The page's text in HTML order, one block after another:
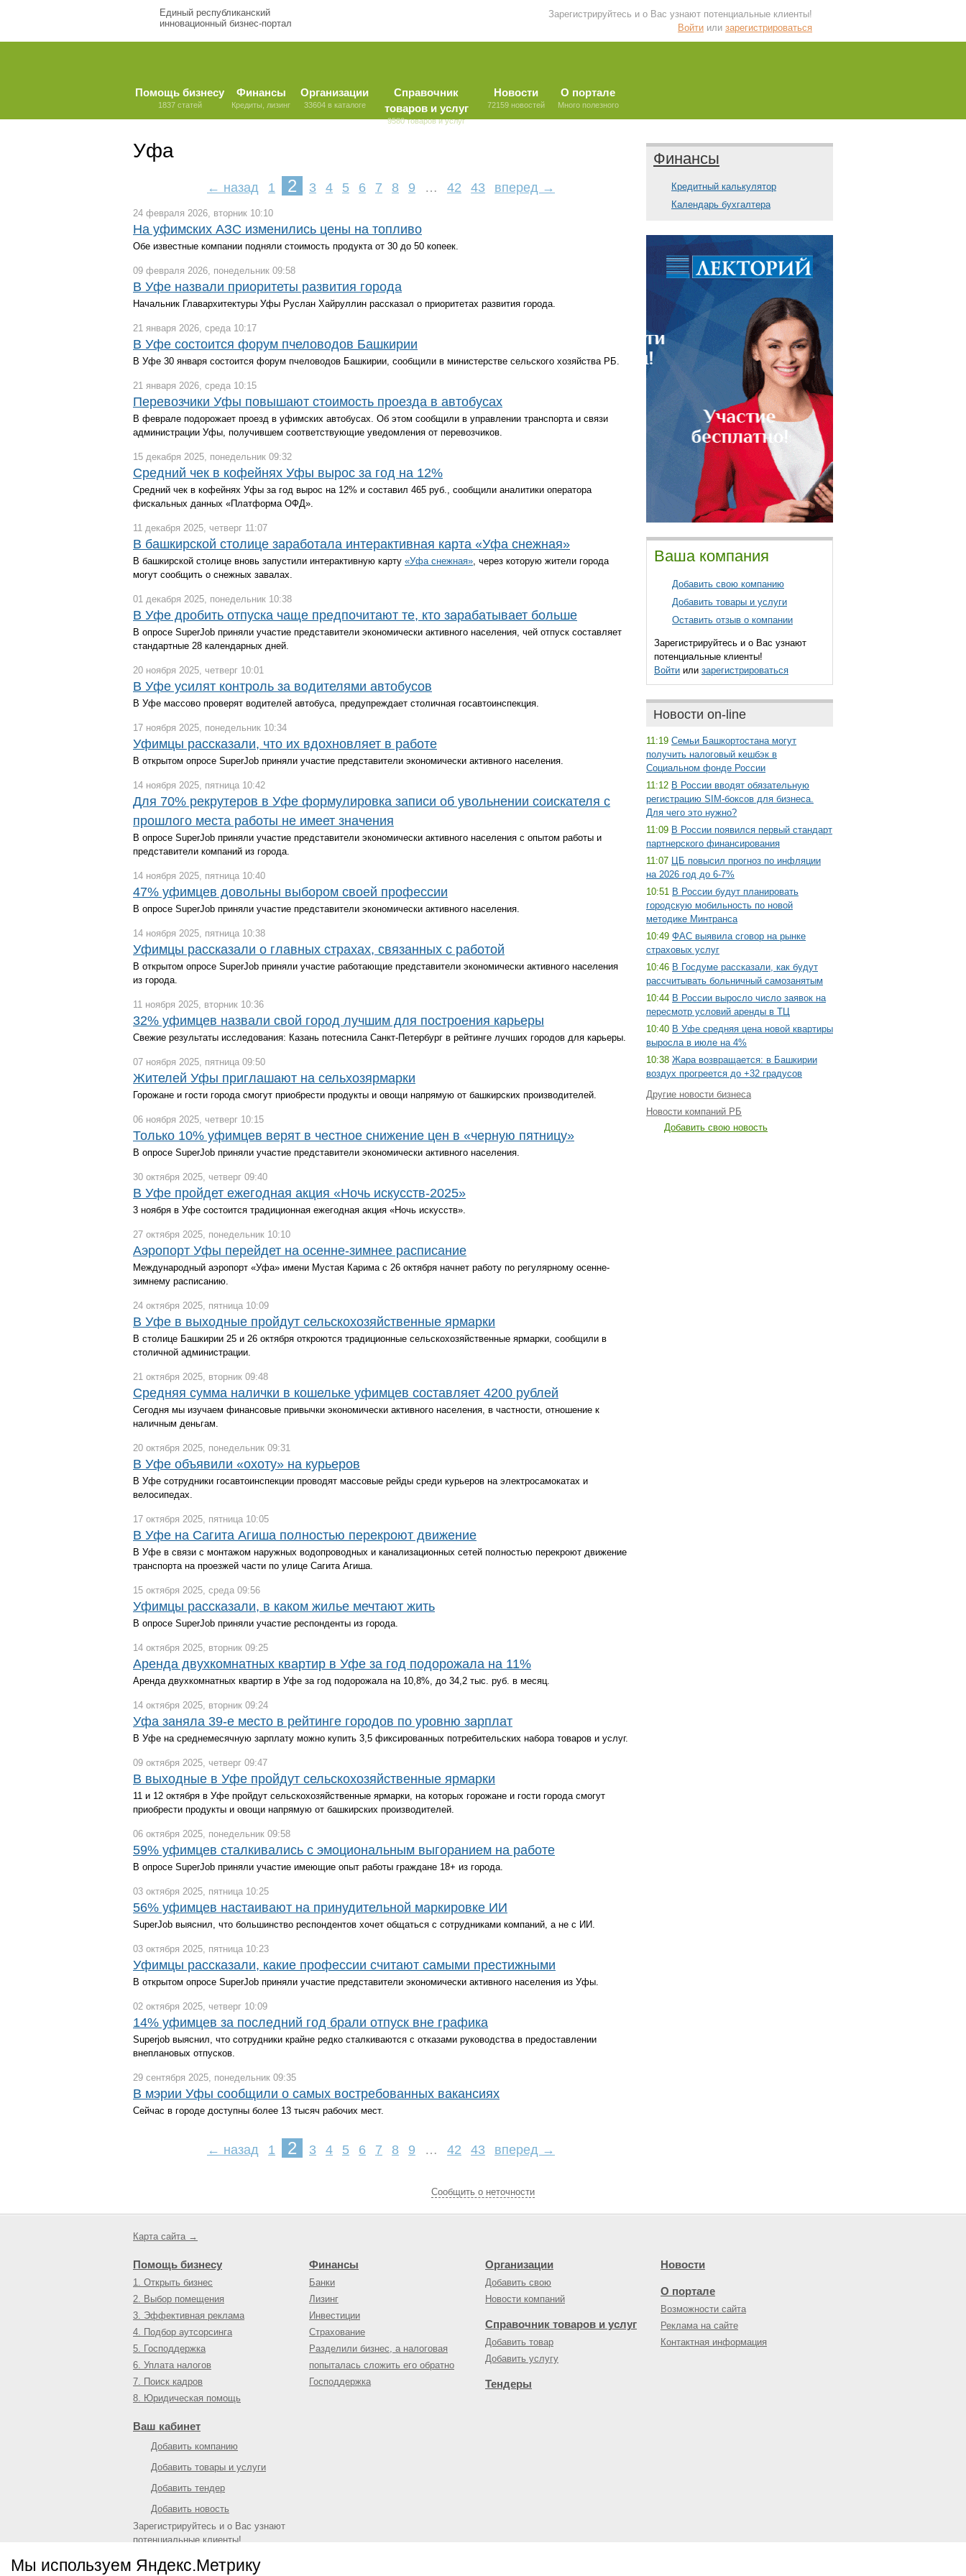
Единый республиканский
инновационный бизнес-портал
Зарегистрируйтесь и о Вас узнают потенциальные клиенты!
Войти или зарегистрироваться
Помощь бизнесу
1837 статей
Финансы
Кредиты, лизинг
Организации
33604 в каталоге
Справочник
товаров и услуг
9580 товаров и услуг
Новости
72159 новостей
О портале
Много полезного
Уфа
← назад 1 2 3 4 5 6 7 8 9 … 42 43 вперед →
24 февраля 2026, вторник 10:10
На уфимских АЗС изменились цены на топливо
Обе известные компании подняли стоимость продукта от 30 до 50 копеек.
09 февраля 2026, понедельник 09:58
В Уфе назвали приоритеты развития города
Начальник Главархитектуры Уфы Руслан Хайруллин рассказал о приоритетах развития города.
21 января 2026, среда 10:17
В Уфе состоится форум пчеловодов Башкирии
В Уфе 30 января состоится форум пчеловодов Башкирии, сообщили в министерстве сельского хозяйства РБ.
21 января 2026, среда 10:15
Перевозчики Уфы повышают стоимость проезда в автобусах
В феврале подорожает проезд в уфимских автобусах. Об этом сообщили в управлении транспорта и связи
администрации Уфы, получившем соответствующие уведомления от перевозчиков.
15 декабря 2025, понедельник 09:32
Средний чек в кофейнях Уфы вырос за год на 12%
Средний чек в кофейнях Уфы за год вырос на 12% и составил 465 руб., сообщили аналитики оператора
фискальных данных «Платформа ОФД».
11 декабря 2025, четверг 11:07
В башкирской столице заработала интерактивная карта «Уфа снежная»
В башкирской столице вновь запустили интерактивную карту «Уфа снежная», через которую жители города
могут сообщить о снежных завалах.
01 декабря 2025, понедельник 10:38
В Уфе дробить отпуска чаще предпочитают те, кто зарабатывает больше
В опросе SuperJob приняли участие представители экономически активного населения, чей отпуск составляет
стандартные 28 календарных дней.
20 ноября 2025, четверг 10:01
В Уфе усилят контроль за водителями автобусов
В Уфе массово проверят водителей автобуса, предупреждает столичная госавтоинспекция.
17 ноября 2025, понедельник 10:34
Уфимцы рассказали, что их вдохновляет в работе
В открытом опросе SuperJob приняли участие представители экономически активного населения.
14 ноября 2025, пятница 10:42
Для 70% рекрутеров в Уфе формулировка записи об увольнении соискателя с
прошлого места работы не имеет значения
В опросе SuperJob приняли участие представители экономически активного населения с опытом работы и
представители компаний из города.
14 ноября 2025, пятница 10:40
47% уфимцев довольны выбором своей профессии
В опросе SuperJob приняли участие представители экономически активного населения.
14 ноября 2025, пятница 10:38
Уфимцы рассказали о главных страхах, связанных с работой
В открытом опросе SuperJob приняли участие работающие представители экономически активного населения
из города.
11 ноября 2025, вторник 10:36
32% уфимцев назвали свой город лучшим для построения карьеры
Свежие результаты исследования: Казань потеснила Санкт-Петербург в рейтинге лучших городов для карьеры.
07 ноября 2025, пятница 09:50
Жителей Уфы приглашают на сельхозярмарки
Горожане и гости города смогут приобрести продукты и овощи напрямую от башкирских производителей.
06 ноября 2025, четверг 10:15
Только 10% уфимцев верят в честное снижение цен в «черную пятницу»
В опросе SuperJob приняли участие представители экономически активного населения.
30 октября 2025, четверг 09:40
В Уфе пройдет ежегодная акция «Ночь искусств-2025»
3 ноября в Уфе состоится традиционная ежегодная акция «Ночь искусств».
27 октября 2025, понедельник 10:10
Аэропорт Уфы перейдет на осенне-зимнее расписание
Международный аэропорт «Уфа» имени Мустая Карима с 26 октября начнет работу по регулярному осенне-
зимнему расписанию.
24 октября 2025, пятница 10:09
В Уфе в выходные пройдут сельскохозяйственные ярмарки
В столице Башкирии 25 и 26 октября откроются традиционные сельскохозяйственные ярмарки, сообщили в
столичной администрации.
21 октября 2025, вторник 09:48
Средняя сумма налички в кошельке уфимцев составляет 4200 рублей
Сегодня мы изучаем финансовые привычки экономически активного населения, в частности, отношение к
наличным деньгам.
20 октября 2025, понедельник 09:31
В Уфе объявили «охоту» на курьеров
В Уфе сотрудники госавтоинспекции проводят массовые рейды среди курьеров на электросамокатах и
велосипедах.
17 октября 2025, пятница 10:05
В Уфе на Сагита Агиша полностью перекроют движение
В Уфе в связи с монтажом наружных водопроводных и канализационных сетей полностью перекроют движение
транспорта на проезжей части по улице Сагита Агиша.
15 октября 2025, среда 09:56
Уфимцы рассказали, в каком жилье мечтают жить
В опросе SuperJob приняли участие респонденты из города.
14 октября 2025, вторник 09:25
Аренда двухкомнатных квартир в Уфе за год подорожала на 11%
Аренда двухкомнатных квартир в Уфе за год подорожала на 10,8%, до 34,2 тыс. руб. в месяц.
14 октября 2025, вторник 09:24
Уфа заняла 39-е место в рейтинге городов по уровню зарплат
В Уфе на среднемесячную зарплату можно купить 3,5 фиксированных потребительских набора товаров и услуг.
09 октября 2025, четверг 09:47
В выходные в Уфе пройдут сельскохозяйственные ярмарки
11 и 12 октября в Уфе пройдут сельскохозяйственные ярмарки, на которых горожане и гости города смогут
приобрести продукты и овощи напрямую от башкирских производителей.
06 октября 2025, понедельник 09:58
59% уфимцев сталкивались с эмоциональным выгоранием на работе
В опросе SuperJob приняли участие имеющие опыт работы граждане 18+ из города.
03 октября 2025, пятница 10:25
56% уфимцев настаивают на принудительной маркировке ИИ
SuperJob выяснил, что большинство респондентов хочет общаться с сотрудниками компаний, а не с ИИ.
03 октября 2025, пятница 10:23
Уфимцы рассказали, какие профессии считают самыми престижными
В открытом опросе SuperJob приняли участие представители экономически активного населения из Уфы.
02 октября 2025, четверг 10:09
14% уфимцев за последний год брали отпуск вне графика
Superjob выяснил, что сотрудники крайне редко сталкиваются с отказами руководства в предоставлении
внеплановых отпусков.
29 сентября 2025, понедельник 09:35
В мэрии Уфы сообщили о самых востребованных вакансиях
Сейчас в городе доступны более 13 тысяч рабочих мест.
← назад 1 2 3 4 5 6 7 8 9 … 42 43 вперед →
Финансы
Кредитный калькулятор
Календарь бухгалтера
Ваша компания
Добавить свою компанию
Добавить товары и услуги
Оставить отзыв о компании
Зарегистрируйтесь и о Вас узнают
потенциальные клиенты!
Войти или зарегистрироваться
Мы используем Яндекс.Метрику
Новости on-line
11:19 Семьи Башкортостана могут
получить налоговый кешбэк в
Социальном фонде России
11:12 В России вводят обязательную
регистрацию SIM-боксов для бизнеса.
Для чего это нужно?
11:09 В России появился первый стандарт
партнерского финансирования
11:07 ЦБ повысил прогноз по инфляции
на 2026 год до 6-7%
10:51 В России будут планировать
городскую мобильность по новой
методике Минтранса
10:49 ФАС выявила сговор на рынке
страховых услуг
10:46 В Госдуме рассказали, как будут
рассчитывать больничный самозанятым
10:44 В России выросло число заявок на
пересмотр условий аренды в ТЦ
10:40 В Уфе средняя цена новой квартиры
выросла в июле на 4%
10:38 Жара возвращается: в Башкирии
воздух прогреется до +32 градусов
Другие новости бизнеса
Новости компаний РБ
Добавить свою новость
Cообщить о неточности
Карта сайта →
Помощь бизнесу
1. Открыть бизнес
2. Выбор помещения
3. Эффективная реклама
4. Подбор аутсорсинга
5. Господдержка
6. Уплата налогов
7. Поиск кадров
8. Юридическая помощь
Финансы
Банки
Лизинг
Инвестиции
Страхование
Разделили бизнес, а налоговая
попыталась сложить его обратно
Господдержка
Организации
Добавить свою
Новости компаний
Справочник товаров и услуг
Добавить товар
Добавить услугу
Тендеры
Новости
О портале
Возможности сайта
Реклама на сайте
Контактная информация
Ваш кабинет
Добавить компанию
Добавить товары и услуги
Добавить тендер
Добавить новость
Зарегистрируйтесь и о Вас узнают
потенциальные клиенты!